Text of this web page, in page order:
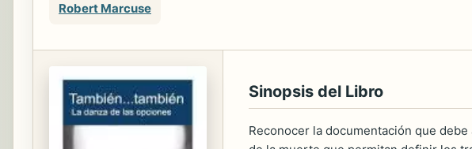
Robert Marcuse
Sinopsis del Libro
Reconocer la documentación que